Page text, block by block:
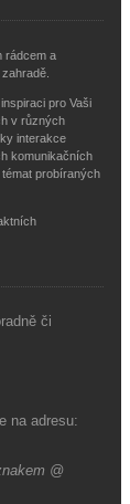
rádcem a
pro Vaši
v různých
interakce
komunikačních
probíraných
či
na adresu:
@